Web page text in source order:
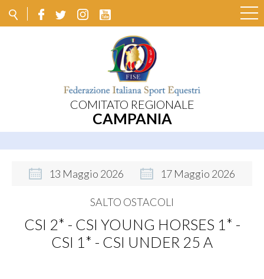
COMITATO REGIONALE
CAMPANIA
13 Maggio 2026 17 Maggio 2026
CSI 2* - CSI YOUNG HORSES 1* -
CSI 1* - CSI UNDER 25 A
SALTO OSTACOLI